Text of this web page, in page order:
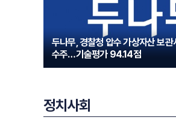
두나무, 경찰청 압수 가상자산 보관
수주…기술평가 94.14점
정치사회